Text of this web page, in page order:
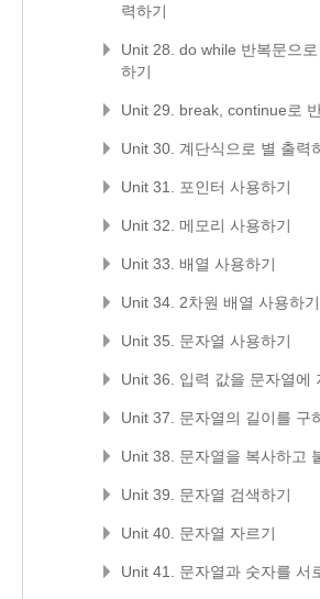
력하기
Unit 28. do while 반복문으
하기
Unit 29. break, continue로
Unit 30. 계단식으로 별 출력
Unit 31. 포인터 사용하기
Unit 32. 메모리 사용하기
Unit 33. 배열 사용하기
Unit 34. 2차원 배열 사용하기
Unit 35. 문자열 사용하기
Unit 36. 입력 값을 문자열에
Unit 37. 문자열의 길이를 구
Unit 38. 문자열을 복사하고
Unit 39. 문자열 검색하기
Unit 40. 문자열 자르기
Unit 41. 문자열과 숫자를 서